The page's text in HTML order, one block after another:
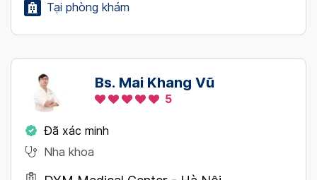
Tại phòng khám
Bs. Mai Khang Vũ
5
Đã xác minh
Nha khoa